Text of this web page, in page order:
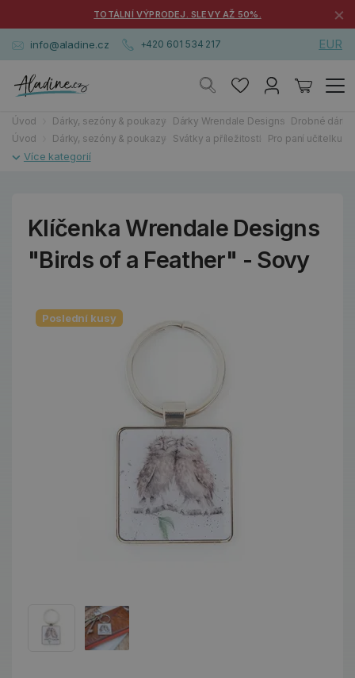
TOTÁLNÍ VÝPRODEJ. SLEVY AŽ 50%. ×
info@aladine.cz +420 601 534 217 EUR
Úvod Dárky, sezóny & poukazy Dárky Wrendale Designs Drobné dárky
Úvod
Dárky, sezóny & poukazy Svátky a příležitosti Pro paní učitelku a
Klíčenka Wrendale Designs
"Birds of a Feather" - Sovy
Poslední kusy